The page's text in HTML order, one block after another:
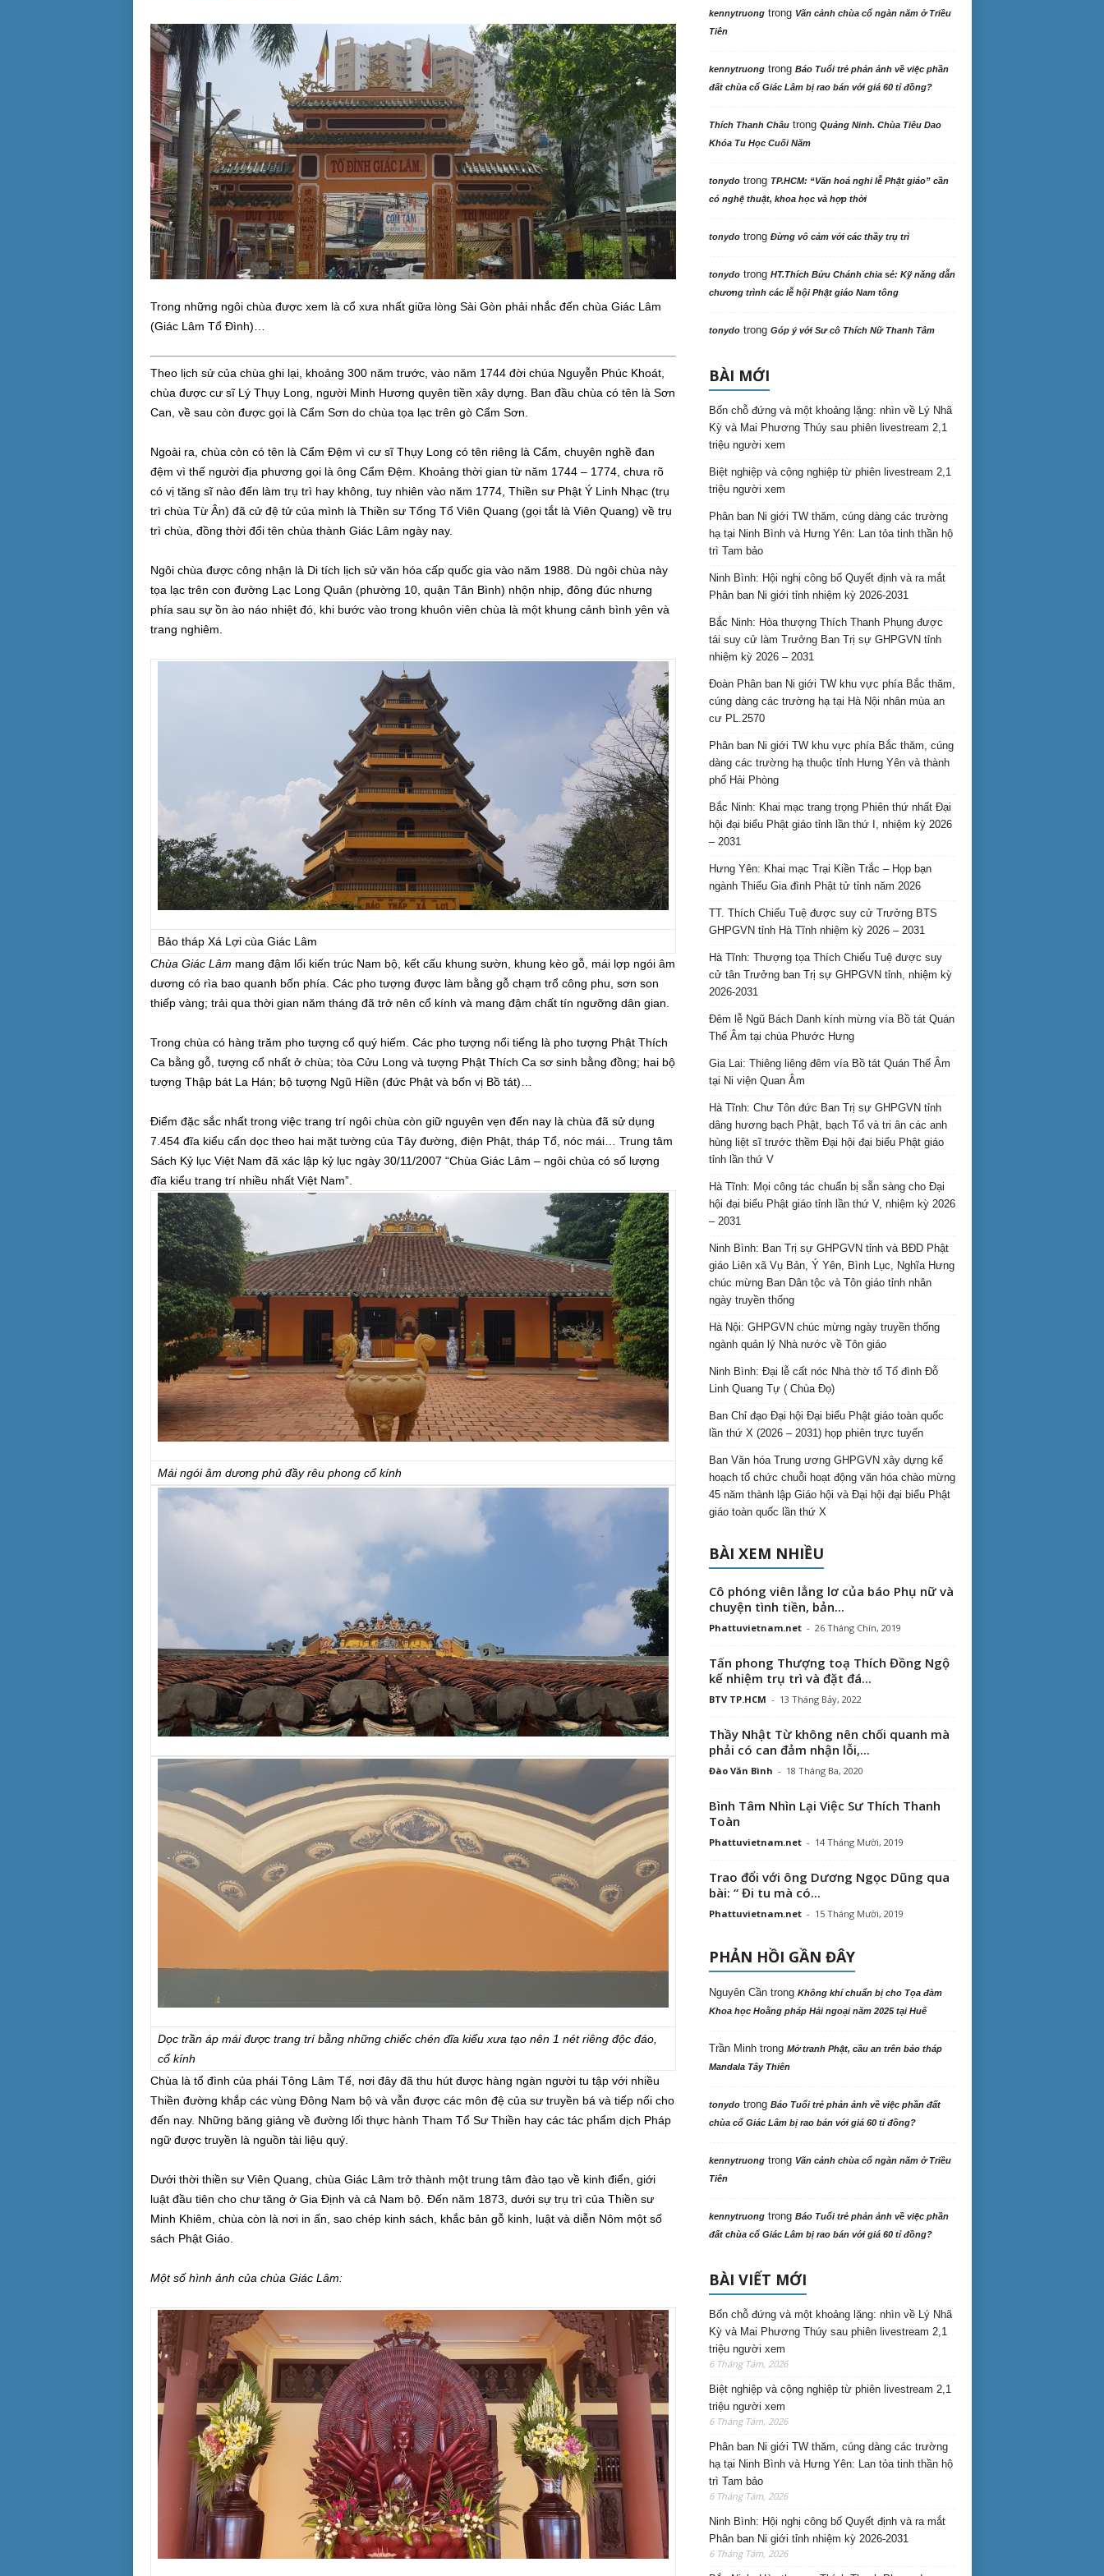
Trong những ngôi chùa được xem là cổ xưa nhất giữa lòng Sài Gòn phải nhắc đến chùa Giác Lâm
(Giác Lâm Tổ Đình)…
Theo lịch sử của chùa ghi lại, khoảng 300 năm trước, vào năm 1744 đời chúa Nguyễn Phúc Khoát,
chùa được cư sĩ Lý Thụy Long, người Minh Hương quyên tiền xây dựng. Ban đầu chùa có tên là Sơn
Can, về sau còn được gọi là Cẩm Sơn do chùa tọa lạc trên gò Cẩm Sơn.
Ngoài ra, chùa còn có tên là Cẩm Đệm vì cư sĩ Thụy Long có tên riêng là Cẩm, chuyên nghề đan
đệm vì thế người địa phương gọi là ông Cẩm Đệm. Khoảng thời gian từ năm 1744 – 1774, chưa rõ
có vị tăng sĩ nào đến làm trụ trì hay không, tuy nhiên vào năm 1774, Thiền sư Phật Ý Linh Nhạc (trụ
trì chùa Từ Ân) đã cử đệ tử của mình là Thiền sư Tổng Tổ Viên Quang (gọi tắt là Viên Quang) về trụ
trì chùa, đồng thời đổi tên chùa thành Giác Lâm ngày nay.
Ngôi chùa được công nhận là Di tích lịch sử văn hóa cấp quốc gia vào năm 1988. Dù ngôi chùa này
tọa lạc trên con đường Lạc Long Quân (phường 10, quận Tân Bình) nhộn nhịp, đông đúc nhưng
phía sau sự ồn ào náo nhiệt đó, khi bước vào trong khuôn viên chùa là một khung cảnh bình yên và
trang nghiêm.
Bảo tháp Xá Lợi cùa Giác Lâm
Chùa Giác Lâm mang đậm lối kiến trúc Nam bộ, kết cấu khung sườn, khung kèo gỗ, mái lợp ngói âm
dương có rìa bao quanh bốn phía. Các pho tượng được làm bằng gỗ chạm trổ công phu, sơn son
thiếp vàng; trải qua thời gian năm tháng đã trở nên cổ kính và mang đậm chất tín ngưỡng dân gian.
Trong chùa có hàng trăm pho tượng cổ quý hiếm. Các pho tượng nổi tiếng là pho tượng Phật Thích
Ca bằng gỗ, tượng cổ nhất ở chùa; tòa Cửu Long và tượng Phật Thích Ca sơ sinh bằng đồng; hai bộ
tượng Thập bát La Hán; bộ tượng Ngũ Hiền (đức Phật và bốn vị Bồ tát)…
Điểm đặc sắc nhất trong việc trang trí ngôi chùa còn giữ nguyên vẹn đến nay là chùa đã sử dụng
7.454 đĩa kiểu cẩn dọc theo hai mặt tường của Tây đường, điện Phật, tháp Tổ, nóc mái… Trung tâm
Sách Kỷ lục Việt Nam đã xác lập kỷ lục ngày 30/11/2007 “Chùa Giác Lâm – ngôi chùa có số lượng
đĩa kiểu trang trí nhiều nhất Việt Nam”.
Mái ngói âm dương phủ đầy rêu phong cổ kính
Dọc trần áp mái được trang trí bằng những chiếc chén đĩa kiểu xưa tạo nên 1 nét riêng độc đáo,
cổ kính
Chùa là tổ đình của phái Tông Lâm Tế, nơi đây đã thu hút được hàng ngàn người tu tập với nhiều
Thiền đường khắp các vùng Đông Nam bộ và vẫn được các môn đệ của sư truyền bá và tiếp nối cho
đến nay. Những băng giảng về đường lối thực hành Tham Tổ Sư Thiền hay các tác phẩm dịch Pháp
ngữ được truyền là nguồn tài liệu quý.
Dưới thời thiền sư Viên Quang, chùa Giác Lâm trở thành một trung tâm đào tạo về kinh điển, giới
luật đầu tiên cho chư tăng ở Gia Định và cả Nam bộ. Đến năm 1873, dưới sự trụ trì của Thiền sư
Minh Khiêm, chùa còn là nơi in ấn, sao chép kinh sách, khắc bản gỗ kinh, luật và diễn Nôm một số
sách Phật Giáo.
Một số hình ảnh của chùa Giác Lâm:
kennytruongtrong Vãn cảnh chùa cổ ngàn năm ở Triều
Tiên
kennytruongtrong Báo Tuổi trẻ phản ảnh về việc phần
đất chùa cổ Giác Lâm bị rao bán với giá 60 tỉ đồng?
Thích Thanh Châutrong Quảng Ninh. Chùa Tiêu Dao
Khóa Tu Học Cuối Năm
tonydotrong TP.HCM: “Văn hoá nghi lễ Phật giáo” cần
có nghệ thuật, khoa học và hợp thời
tonydotrong Đừng vô cảm với các thầy trụ trì
tonydotrong HT.Thích Bửu Chánh chia sẻ: Kỹ năng dẫn
chương trình các lễ hội Phật giáo Nam tông
tonydotrong Góp ý với Sư cô Thích Nữ Thanh Tâm
BÀI MỚI
Bốn chỗ đứng và một khoảng lặng: nhìn về Lý Nhã
Kỳ và Mai Phương Thúy sau phiên livestream 2,1
triệu người xem
Biệt nghiệp và cộng nghiệp từ phiên livestream 2,1
triệu người xem
Phân ban Ni giới TW thăm, cúng dàng các trường
hạ tại Ninh Bình và Hưng Yên: Lan tỏa tinh thần hộ
trì Tam bảo
Ninh Bình: Hội nghị công bố Quyết định và ra mắt
Phân ban Ni giới tỉnh nhiệm kỳ 2026-2031
Bắc Ninh: Hòa thượng Thích Thanh Phụng được
tái suy cử làm Trưởng Ban Trị sự GHPGVN tỉnh
nhiệm kỳ 2026 – 2031
Đoàn Phân ban Ni giới TW khu vực phía Bắc thăm,
cúng dàng các trường hạ tại Hà Nội nhân mùa an
cư PL.2570
Phân ban Ni giới TW khu vực phía Bắc thăm, cúng
dàng các trường hạ thuộc tỉnh Hưng Yên và thành
phố Hải Phòng
Bắc Ninh: Khai mạc trang trọng Phiên thứ nhất Đại
hội đại biểu Phật giáo tỉnh lần thứ I, nhiệm kỳ 2026
– 2031
Hưng Yên: Khai mạc Trại Kiền Trắc – Họp bạn
ngành Thiếu Gia đình Phật tử tỉnh năm 2026
TT. Thích Chiếu Tuệ được suy cử Trưởng BTS
GHPGVN tỉnh Hà Tĩnh nhiệm kỳ 2026 – 2031
Hà Tĩnh: Thượng tọa Thích Chiếu Tuệ được suy
cử tân Trưởng ban Trị sự GHPGVN tỉnh, nhiệm kỳ
2026-2031
Đêm lễ Ngũ Bách Danh kính mừng vía Bồ tát Quán
Thế Âm tại chùa Phước Hưng
Gia Lai: Thiêng liêng đêm vía Bồ tát Quán Thế Âm
tại Ni viện Quan Âm
Hà Tĩnh: Chư Tôn đức Ban Trị sự GHPGVN tỉnh
dâng hương bạch Phật, bạch Tổ và tri ân các anh
hùng liệt sĩ trước thềm Đại hội đại biểu Phật giáo
tỉnh lần thứ V
Hà Tĩnh: Mọi công tác chuẩn bị sẵn sàng cho Đại
hội đại biểu Phật giáo tỉnh lần thứ V, nhiệm kỳ 2026
– 2031
Ninh Bình: Ban Trị sự GHPGVN tỉnh và BĐD Phật
giáo Liên xã Vụ Bản, Ý Yên, Bình Lục, Nghĩa Hưng
chúc mừng Ban Dân tộc và Tôn giáo tỉnh nhân
ngày truyền thống
Hà Nội: GHPGVN chúc mừng ngày truyền thống
ngành quản lý Nhà nước về Tôn giáo
Ninh Bình: Đại lễ cất nóc Nhà thờ tổ Tổ đình Đỗ
Linh Quang Tự ( Chùa Đọ)
Ban Chỉ đạo Đại hội Đại biểu Phật giáo toàn quốc
lần thứ X (2026 – 2031) họp phiên trực tuyến
Ban Văn hóa Trung ương GHPGVN xây dựng kế
hoạch tổ chức chuỗi hoạt động văn hóa chào mừng
45 năm thành lập Giáo hội và Đại hội đại biểu Phật
giáo toàn quốc lần thứ X
BÀI XEM NHIỀU
Cô phóng viên lẳng lơ của báo Phụ nữ và
chuyện tình tiền, bản...
Phattuvietnam.net - 26 Tháng Chín, 2019
Tấn phong Thượng toạ Thích Đồng Ngộ
kế nhiệm trụ trì và đặt đá...
BTV TP.HCM - 13 Tháng Bảy, 2022
Thầy Nhật Từ không nên chối quanh mà
phải có can đảm nhận lỗi,...
Đào Văn Bình - 18 Tháng Ba, 2020
Bình Tâm Nhìn Lại Việc Sư Thích Thanh
Toàn
Phattuvietnam.net - 14 Tháng Mười, 2019
Trao đổi với ông Dương Ngọc Dũng qua
bài: “ Đi tu mà có...
Phattuvietnam.net - 15 Tháng Mười, 2019
PHẢN HỒI GẦN ĐÂY
Nguyên Cầntrong Không khí chuẩn bị cho Tọa đàm
Khoa học Hoằng pháp Hải ngoại năm 2025 tại Huế
Trần Minhtrong Mở tranh Phật, cầu an trên bảo tháp
Mandala Tây Thiên
tonydotrong Báo Tuổi trẻ phản ảnh về việc phần đất
chùa cổ Giác Lâm bị rao bán với giá 60 tỉ đồng?
kennytruongtrong Vãn cảnh chùa cổ ngàn năm ở Triều
Tiên
kennytruongtrong Báo Tuổi trẻ phản ảnh về việc phần
đất chùa cổ Giác Lâm bị rao bán với giá 60 tỉ đồng?
BÀI VIẾT MỚI
Bốn chỗ đứng và một khoảng lặng: nhìn về Lý Nhã
Kỳ và Mai Phương Thúy sau phiên livestream 2,1
triệu người xem
6 Tháng Tám, 2026
Biệt nghiệp và cộng nghiệp từ phiên livestream 2,1
triệu người xem
6 Tháng Tám, 2026
Phân ban Ni giới TW thăm, cúng dàng các trường
hạ tại Ninh Bình và Hưng Yên: Lan tỏa tinh thần hộ
trì Tam bảo
6 Tháng Tám, 2026
Ninh Bình: Hội nghị công bố Quyết định và ra mắt
Phân ban Ni giới tỉnh nhiệm kỳ 2026-2031
6 Tháng Tám, 2026